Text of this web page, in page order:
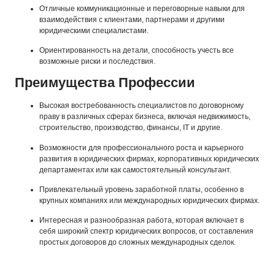
Отличные коммуникационные и переговорные навыки для
взаимодействия с клиентами, партнерами и другими
юридическими специалистами.
Ориентированность на детали, способность учесть все
возможные риски и последствия.
Преимущества Профессии
Высокая востребованность специалистов по договорному
праву в различных сферах бизнеса, включая недвижимость,
строительство, производство, финансы, IT и другие.
Возможности для профессионального роста и карьерного
развития в юридических фирмах, корпоративных юридических
департаментах или как самостоятельный консультант.
Привлекательный уровень заработной платы, особенно в
крупных компаниях или международных юридических фирмах.
Интересная и разнообразная работа, которая включает в
себя широкий спектр юридических вопросов, от составления
простых договоров до сложных международных сделок.